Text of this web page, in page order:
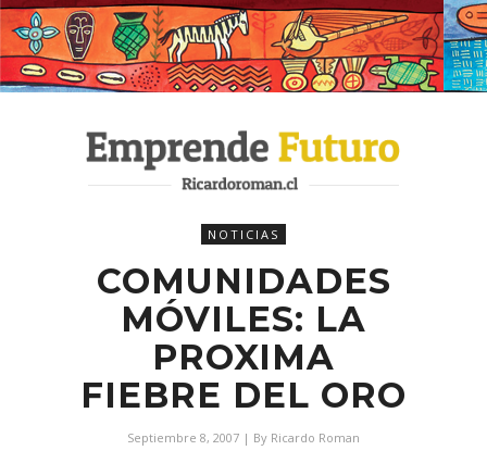
NOTICIAS
COMUNIDADES
MÓVILES: LA
PROXIMA
FIEBRE DEL ORO
Septiembre 8, 2007 | By Ricardo Roman